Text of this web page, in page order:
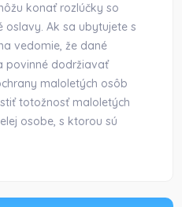
konať rozlúčky so
Ak sa ubytujete s
vedomie, že dané
povinné dodržiavať
maloletých osôb
totožnosť maloletých
osobe, s ktorou sú